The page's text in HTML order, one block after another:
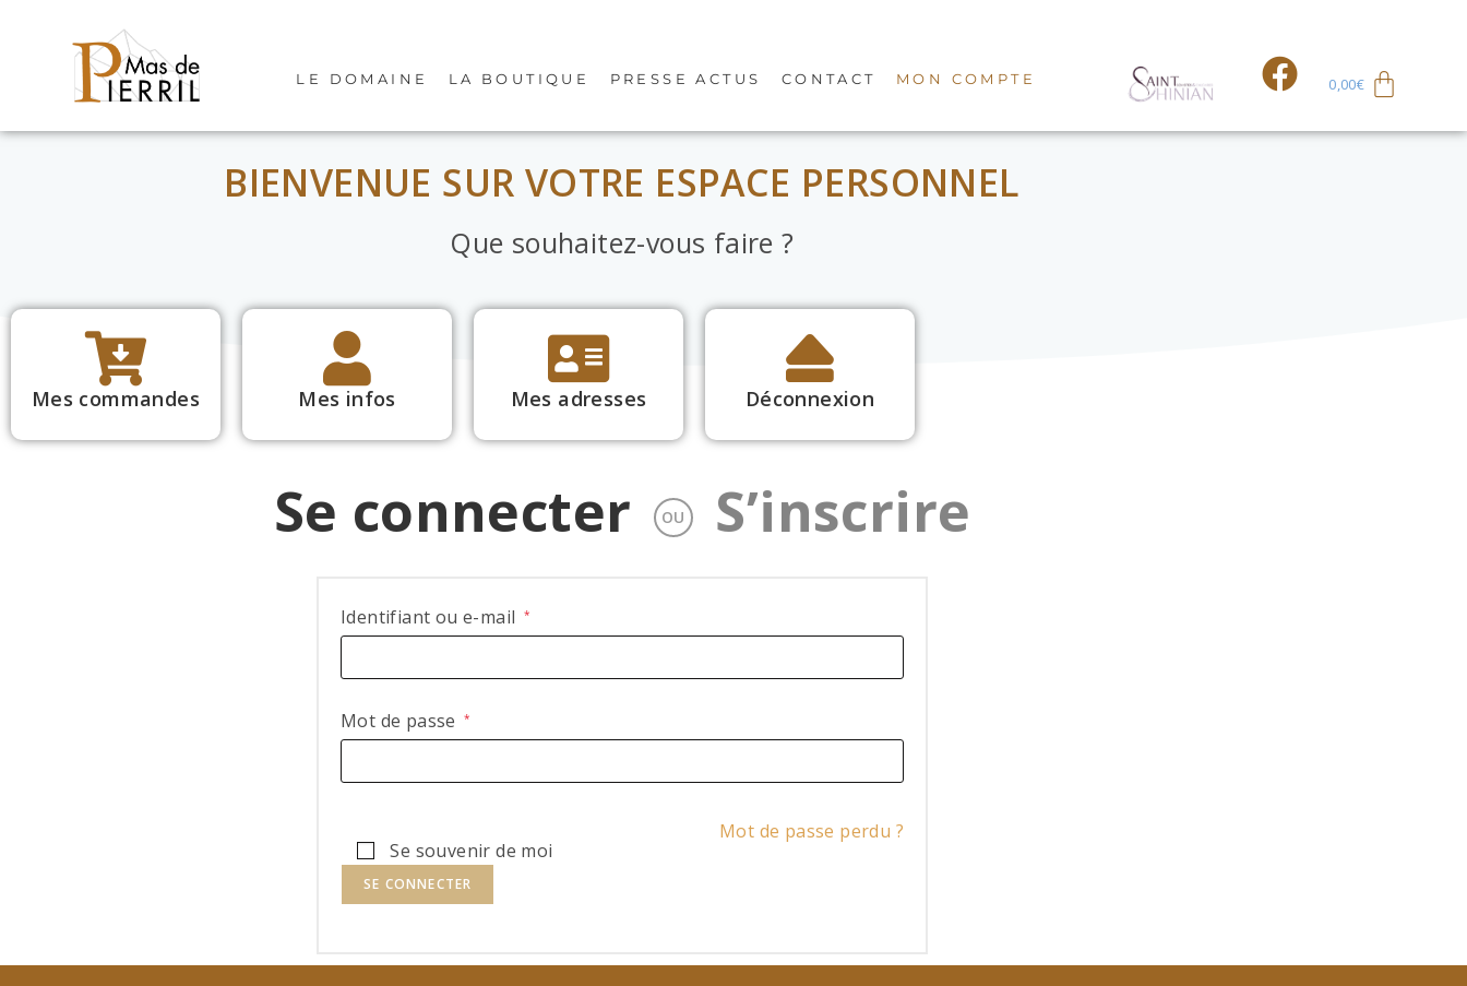
LE DOMAINE LA BOUTIQUE PRESSE ACTUS CONTACT MON COMPTE 0,00€
BIENVENUE SUR VOTRE ESPACE PERSONNEL
Que souhaitez-vous faire ?
Mes commandes Mes infos Mes adresses Déconnexion
Se connecter OU S’inscrire
Identifiant ou e-mail *
Mot de passe *
Se souvenir de moi
SE CONNECTER
Mot de passe perdu ?